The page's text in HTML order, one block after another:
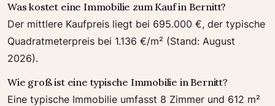
Was kostet eine Immobilie zum Kauf in Bernitt?
Der mittlere Kaufpreis liegt bei 695.000 €, der typische
Quadratmeterpreis bei 1.136 €/m² (Stand: August
2026).
Wie groß ist eine typische Immobilie in Bernitt?
Eine typische Immobilie umfasst 8 Zimmer und 612 m²